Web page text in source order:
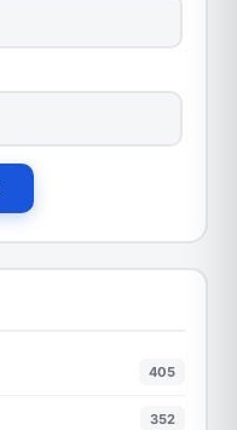
405
352